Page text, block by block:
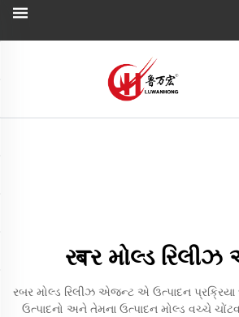
રबર મોલ્ડ
રબર મોલ્ડ રિલીઝ એજન્ટ એ ઉત્પાદન પ્રક્રિયા
ઉત્પાદનો અને તેમના ઉત્પાદન મોલ્ડ વચ્ચે